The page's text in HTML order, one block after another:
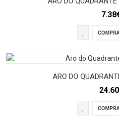
ARO DO